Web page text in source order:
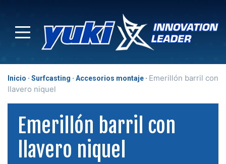
Inicio Surfcasting Accesorios montaje
Emerillón barril con
llavero niquel
Emerillón barril con
llavero niquel